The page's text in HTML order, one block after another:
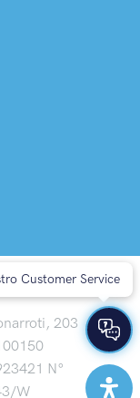
203
N°
W
Customer Service